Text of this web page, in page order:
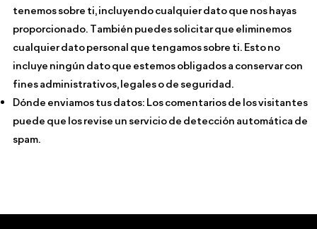
tenemos sobre ti, incluyendo cualquier dato que nos hayas
proporcionado. También puedes solicitar que eliminemos
cualquier dato personal que tengamos sobre ti. Esto no
incluye ningún dato que estemos obligados a conservar con
fines administrativos, legales o de seguridad.
Dónde enviamos tus datos: Los comentarios de los visitantes
puede que los revise un servicio de detección automática de
spam.